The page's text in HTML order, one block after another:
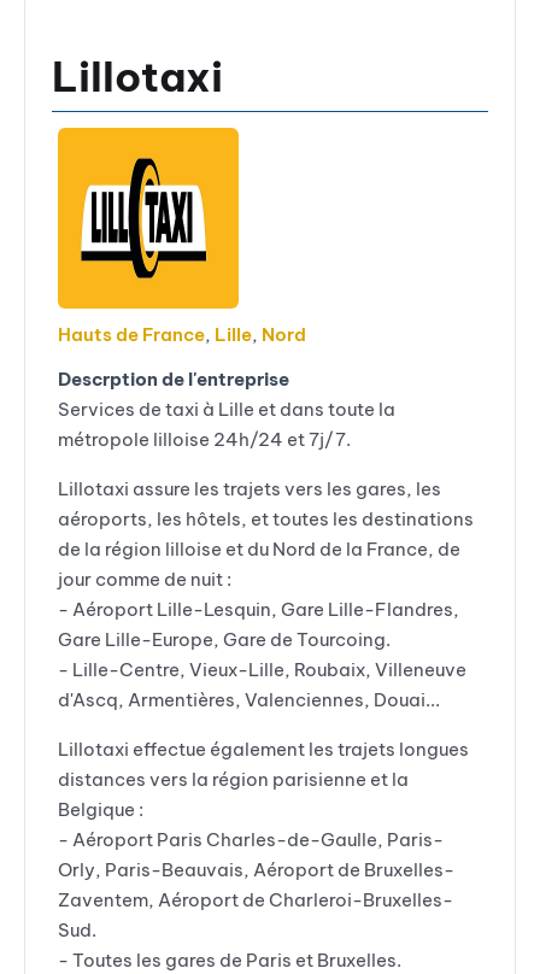
Lillotaxi
Hauts de France, Lille, Nord
Descrption de l'entreprise
Services de taxi à Lille et dans toute la
métropole lilloise 24h/24 et 7j/7.
Lillotaxi assure les trajets vers les gares, les
aéroports, les hôtels, et toutes les destinations
de la région lilloise et du Nord de la France, de
jour comme de nuit :
- Aéroport Lille-Lesquin, Gare Lille-Flandres,
Gare Lille-Europe, Gare de Tourcoing.
- Lille-Centre, Vieux-Lille, Roubaix, Villeneuve
d'Ascq, Armentières, Valenciennes, Douai...
Lillotaxi effectue également les trajets longues
distances vers la région parisienne et la
Belgique :
- Aéroport Paris Charles-de-Gaulle, Paris-
Orly, Paris-Beauvais, Aéroport de Bruxelles-
Zaventem, Aéroport de Charleroi-Bruxelles-
Sud.
- Toutes les gares de Paris et Bruxelles.